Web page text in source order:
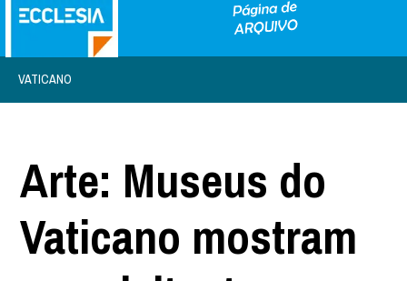
VATICANO
Arte: Museus do
Vaticano mostram